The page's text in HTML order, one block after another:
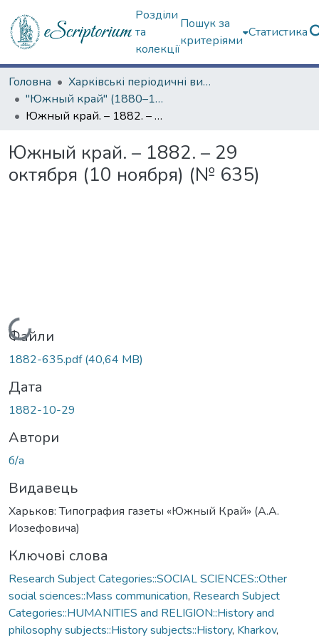
Розділи
та
колекції
Пошук за
критеріями
Статистика
Головна
Харківські періодичні видання
"Южный край" (1880–1919 гг.)
Южный край. – 1882. – 29 октября (10 ноября) (№ 635)
Южный край. – 1882. – 29
октября (10 ноября) (№ 635)
Вантажиться...
Файли
1882-635.pdf(40,64 MB)
Дата
1882-10-29
Автори
б/а
Видавець
Харьков: Типография газеты «Южный Край» (А.А.
Иозефовича)
Ключові слова
Research Subject Categories::SOCIAL SCIENCES::Other
social sciences::Mass communication, Research Subject
Categories::HUMANITIES and RELIGION::History and
philosophy subjects::History subjects::History, Kharkov,